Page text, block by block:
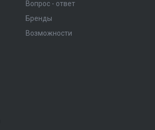
Вопрос - ответ
Бренды
Возможности